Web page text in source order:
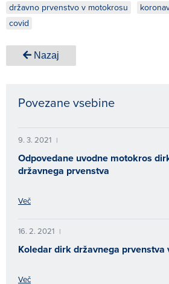
državno prvenstvo v motokrosu
covid
Nazaj
Povezane vsebine
9. 3. 2021 |
Odpovedane uvodne motokros
državnega prvenstva
Več
16. 2. 2021 |
Koledar dirk državnega prvenstva
Več